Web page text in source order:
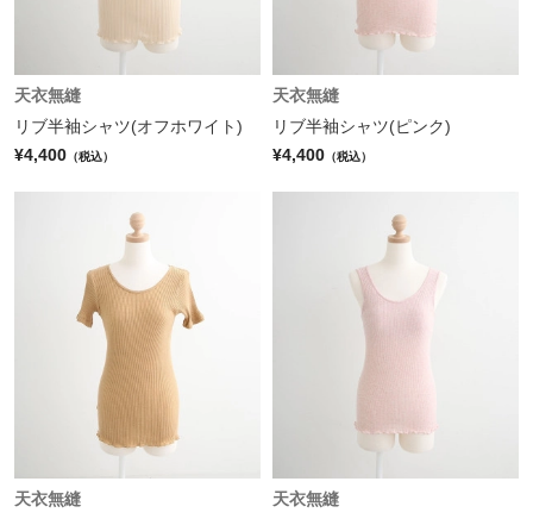
天衣無縫
リブ半袖シャツ(オフホワイト)
¥4,400 （税込）
天衣無縫
リブ半袖シャツ(ピンク)
¥4,400 （税込）
天衣無縫
天衣無縫